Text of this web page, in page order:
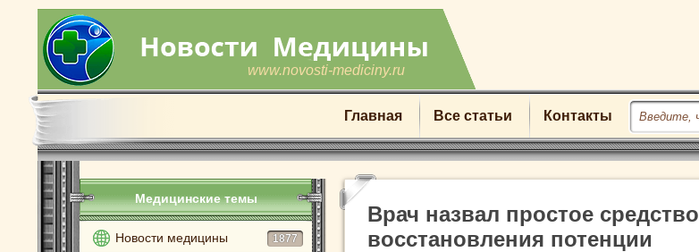
www.novosti-mediciny.ru
Главная Все статьи Контакты
Медицинские темы
Новости медицины 1877
Врач назвал простое средство
восстановления потенции